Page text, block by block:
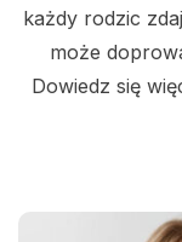
każdy rodzic
może
Dowiedz się